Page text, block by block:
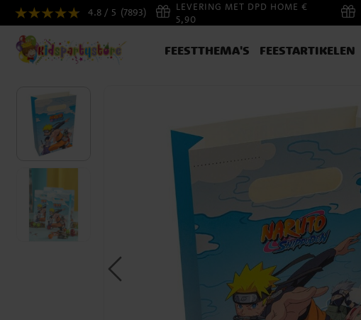
4.8 / 5 (7893)
LEVERING MET DPD HOME €
5,90
FEESTTHEMA'S FEESTARTIKELEN